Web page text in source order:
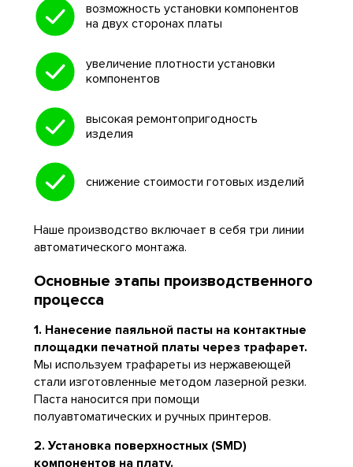
возможность установки компонентов
на двух сторонах платы
увеличение плотности установки
компонентов
высокая ремонтопригодность
изделия
снижение стоимости готовых изделий
Наше производство включает в себя три линии
автоматического монтажа.
Основные этапы производственного
процесса
1. Нанесение паяльной пасты на контактные
площадки печатной платы через трафарет.
Мы используем трафареты из нержавеющей
стали изготовленные методом лазерной резки.
Паста наносится при помощи
полуавтоматических и ручных принтеров.
2. Установка поверхностных (SMD)
компонентов на плату.